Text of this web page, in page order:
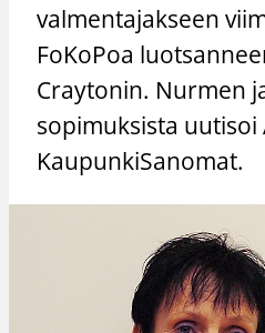
valmentajakseen
FoKoPoa
Craytonin. Nurmen
sopimuksista uutisoi
KaupunkiSanomat.